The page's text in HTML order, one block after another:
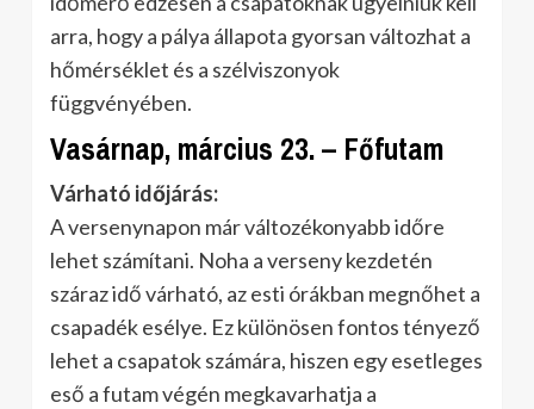
arra, hogy a pálya állapota gyorsan változhat a
hőmérséklet és a szélviszonyok
függvényében.
Vasárnap, március 23. – Főfutam
Várható időjárás:
A versenynapon már változékonyabb időre
lehet számítani. Noha a verseny kezdetén
száraz idő várható, az esti órákban megnőhet a
csapadék esélye. Ez különösen fontos tényező
lehet a csapatok számára, hiszen egy esetleges
eső a futam végén megkavarhatja a